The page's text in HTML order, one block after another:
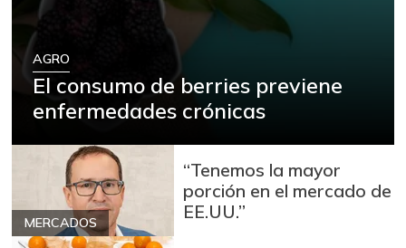
AGRO
El consumo de berries previene
enfermedades crónicas
MERCADOS
“Tenemos la mayor
porción en el mercado de
EE.UU.”